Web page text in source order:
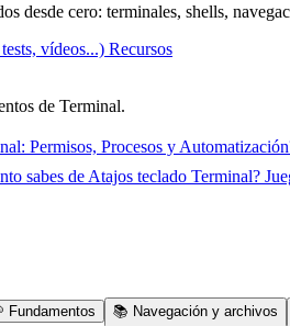
desde cero: terminales, shells,
vídeos...) Recursos
de Terminal.
Permisos, Procesos y
sabes de Atajos teclado Terminal?
Fundamentos 📚 Navegación y archivos